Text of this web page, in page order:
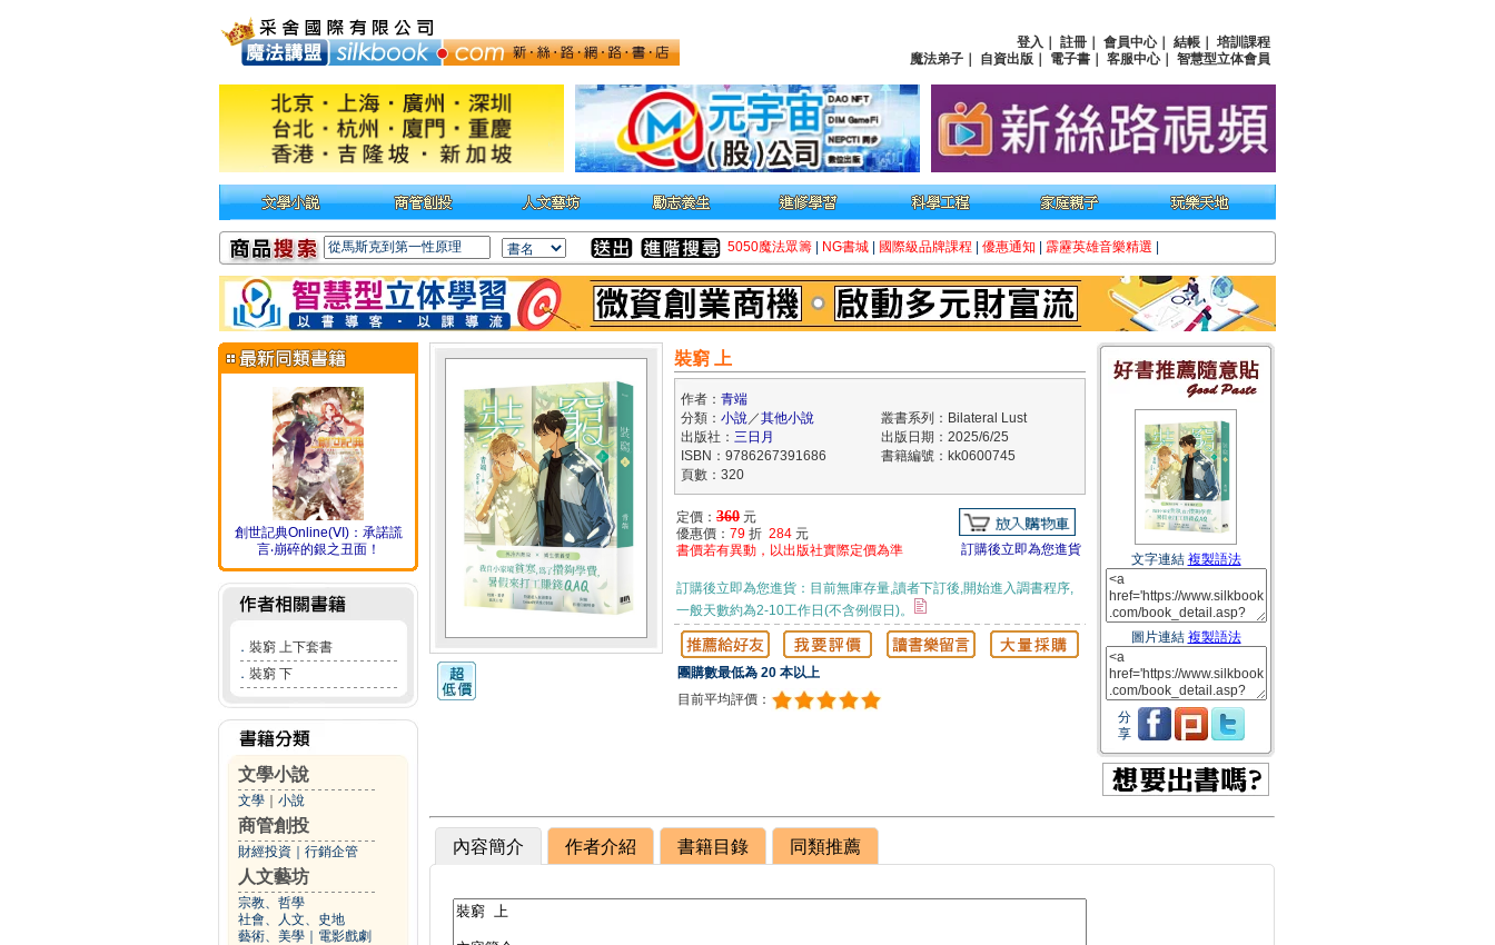
登入 註冊 會員中心｜ 結帳
培訓課程
魔法弟子
自資出版 電子書 客服中心｜ 智慧型立体會員
5050魔法眾籌 NG書城 國際級品牌課程 優惠通知 霹靂英雄音樂精選
創世記典Online(ⅤI)：承諾謊
言‧崩碎的銀之丑面！
． 裝窮 上下套書
． 裝窮 下
文學小說
文學 小說
商管創投
財經投資 行銷企管
人文藝坊
宗教、哲學
社會、人文、史地
藝術、美學
電影戲劇
裝窮 上
作者： 青端
分類： 小說／其他小說
叢書系列：Bilateral Lust
出版社： 三日月
出版日期：2025/6/25
ISBN：9786267391686
書籍編號：kk0600745
頁數：320
定價： 360 元
優惠價： 79 折 284 元
書價若有異動，以出版社實際定價為準
訂購後立即為您進貨
訂購後立即為您進貨：目前無庫存量,讀者下訂後,開始進入調書程序,
一般天數約為2-10工作日(不含例假日)。
團購數最低為 20 本以上
目前平均評價：
文字連結 複製語法
圖片連結 複製語法
分
享
內容簡介 作者介紹 書籍目錄 同類推薦